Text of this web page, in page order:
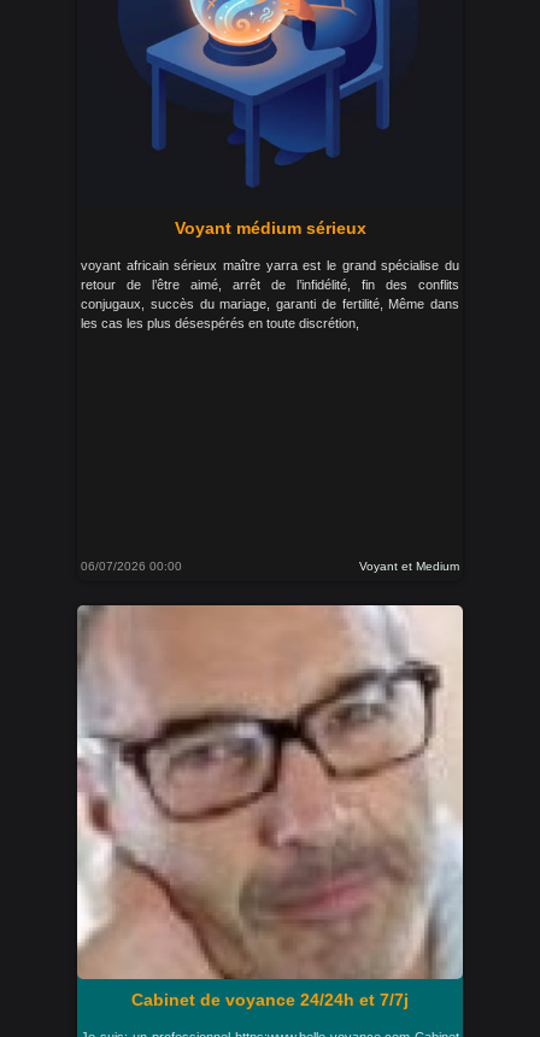
Voyant médium sérieux
voyant africain sérieux maître yarra est le grand spécialise du
retour de l’être aimé, arrêt de l’infidélité, fin des conflits
conjugaux, succès du mariage, garanti de fertilité, Même dans
les cas les plus désespérés en toute discrétion,
06/07/2026 00:00 Voyant et Medium
Cabinet de voyance 24/24h et 7/7j